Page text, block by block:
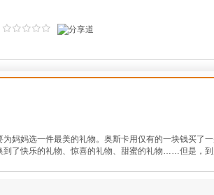
妈妈选一件最美的礼物。奥斯卡用仅有的一块钱买了
到了快乐的礼物、惊喜的礼物、甜蜜的礼物……但是，到